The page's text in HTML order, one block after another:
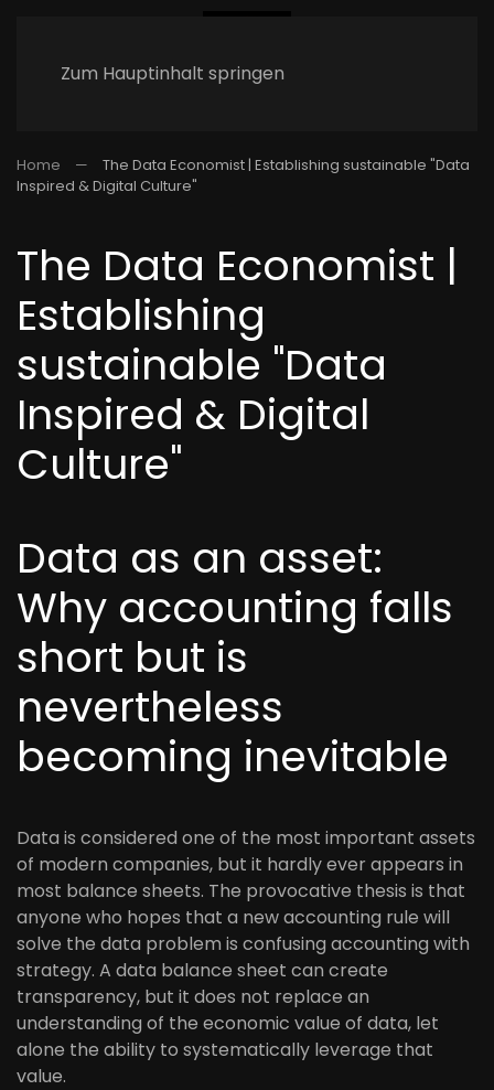
Zum Hauptinhalt springen
Home
The Data Economist | Establishing sustainable "Data
Inspired & Digital Culture"
The Data Economist |
Establishing
sustainable "Data
Inspired & Digital
Culture"
Data as an asset:
Why accounting falls
short but is
nevertheless
becoming inevitable
Data is considered one of the most important assets
of modern companies, but it hardly ever appears in
most balance sheets. The provocative thesis is that
anyone who hopes that a new accounting rule will
solve the data problem is confusing accounting with
strategy. A data balance sheet can create
transparency, but it does not replace an
understanding of the economic value of data, let
alone the ability to systematically leverage that
value.